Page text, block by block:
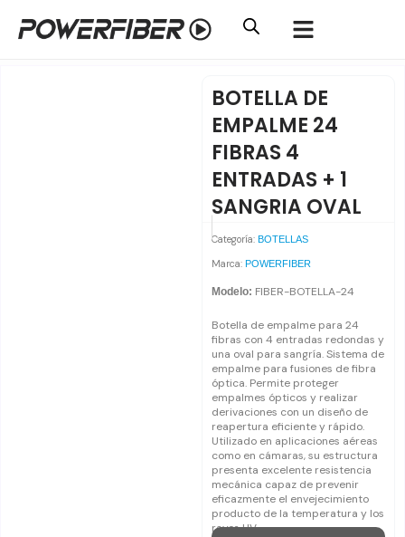
BOTELLA DE
EMPALME 24
FIBRAS 4
ENTRADAS + 1
SANGRIA OVAL
Categoría: BOTELLAS
Marca: POWERFIBER
Modelo: FIBER-BOTELLA-24
Botella de empalme para 24
fibras con 4 entradas redondas y
una oval para sangría. Sistema de
empalme para fusiones de fibra
óptica. Permite proteger
empalmes ópticos y realizar
derivaciones con un diseño de
reapertura eficiente y rápido.
Utilizado en aplicaciones aéreas
como en cámaras, su estructura
presenta excelente resistencia
mecánica capaz de prevenir
eficazmente el envejecimiento
producto de la temperatura y los
rayos UV.